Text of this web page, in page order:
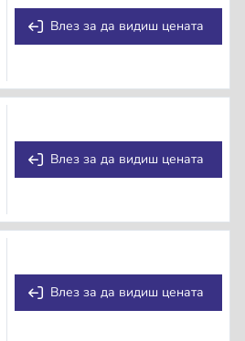
Влез за да видиш цената
Влез за да видиш цената
Влез за да видиш цената